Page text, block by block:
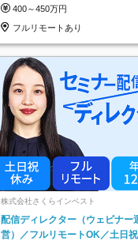
400～450万円
フルリモートあり
株式会社さくらインベスト
配信ディレクター（ウェビナー
営）／フルリモートOK／土日